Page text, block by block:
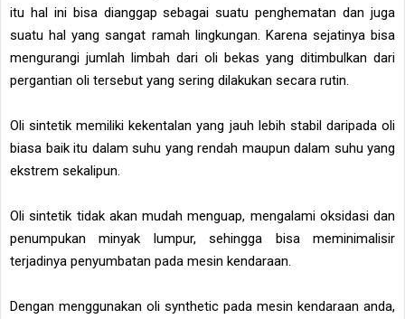
itu hal ini bisa dianggap sebagai suatu penghematan dan juga
suatu hal yang sangat ramah lingkungan. Karena sejatinya bisa
mengurangi jumlah limbah dari oli bekas yang ditimbulkan dari
pergantian oli tersebut yang sering dilakukan secara rutin.
Oli sintetik memiliki kekentalan yang jauh lebih stabil daripada oli
biasa baik itu dalam suhu yang rendah maupun dalam suhu yang
ekstrem sekalipun.
Oli sintetik tidak akan mudah menguap, mengalami oksidasi dan
penumpukan minyak lumpur, sehingga bisa meminimalisir
terjadinya penyumbatan pada mesin kendaraan.
Dengan menggunakan oli synthetic pada mesin kendaraan anda,